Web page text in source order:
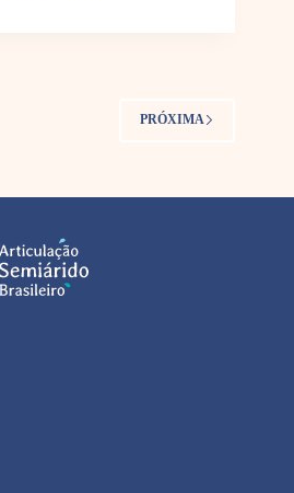
PRÓXIMA